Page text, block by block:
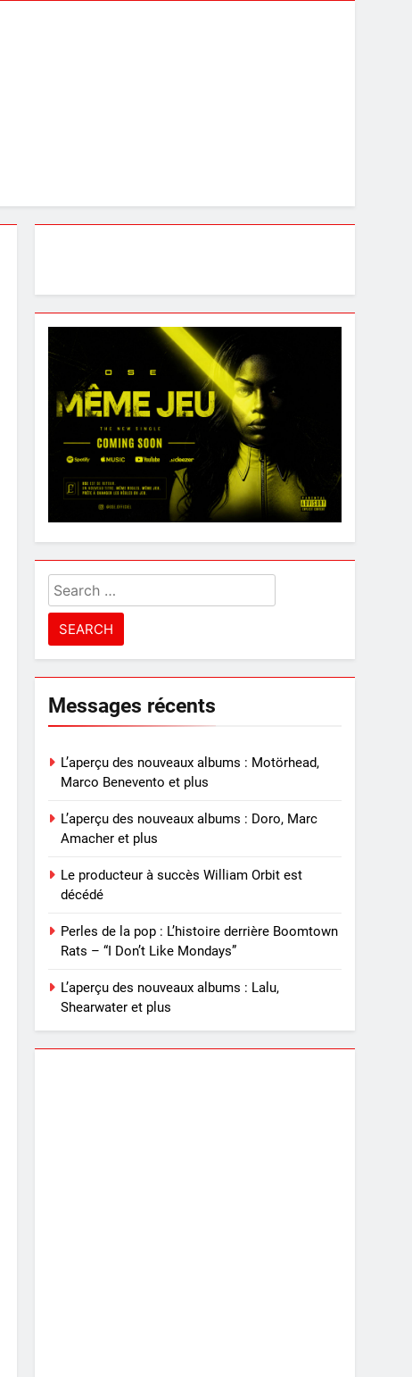
Search
for:
Messages récents
L’aperçu des nouveaux albums : Motörhead,
Marco Benevento et plus
L’aperçu des nouveaux albums : Doro, Marc
Amacher et plus
Le producteur à succès William Orbit est
décédé
Perles de la pop : L’histoire derrière Boomtown
Rats – “I Don’t Like Mondays”
L’aperçu des nouveaux albums : Lalu,
Shearwater et plus